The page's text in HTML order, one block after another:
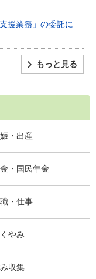
援業務」の委託に
もっと見る
・出産
・国民年金
・仕事
やみ
収集